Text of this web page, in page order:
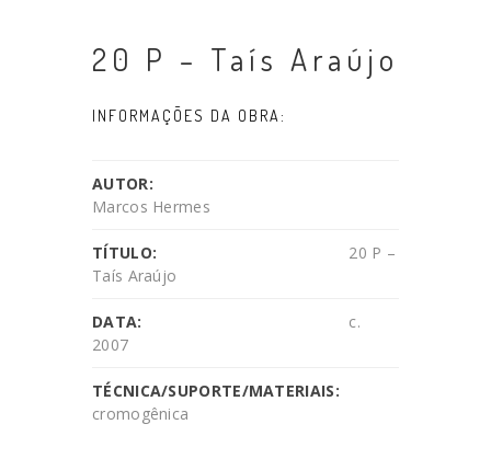
20 P – Taís Araújo
INFORMAÇÕES DA OBRA:
AUTOR:
Marcos Hermes
TÍTULO:
20 P –
Taís Araújo
DATA:
c.
2007
TÉCNICA/SUPORTE/MATERIAIS:
cromogênica